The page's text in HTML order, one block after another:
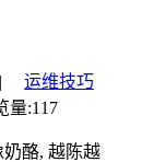
|
运维技巧
量:117
酪, 越陈越